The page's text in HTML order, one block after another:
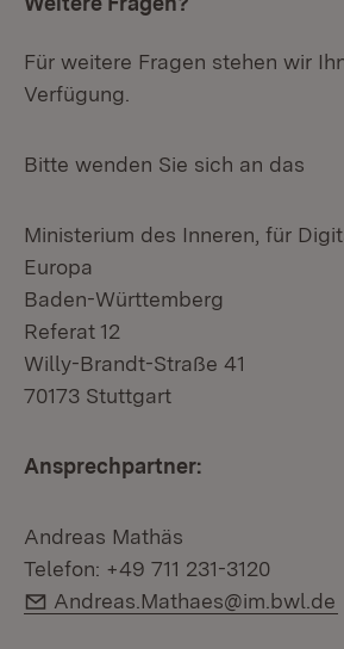
Für weitere Fragen stehen wir
Verfügung.
Bitte wenden Sie sich an das
Ministerium des Inneren, für
Europa
Baden-Württemberg
Referat 12
Willy-Brandt-Straße 41
70173 Stuttgart
Ansprechpartner:
Andreas Mathäs
Telefon: +49 711 231-3120
E-Mail:
Andreas.Mathaes@im.bwl.de